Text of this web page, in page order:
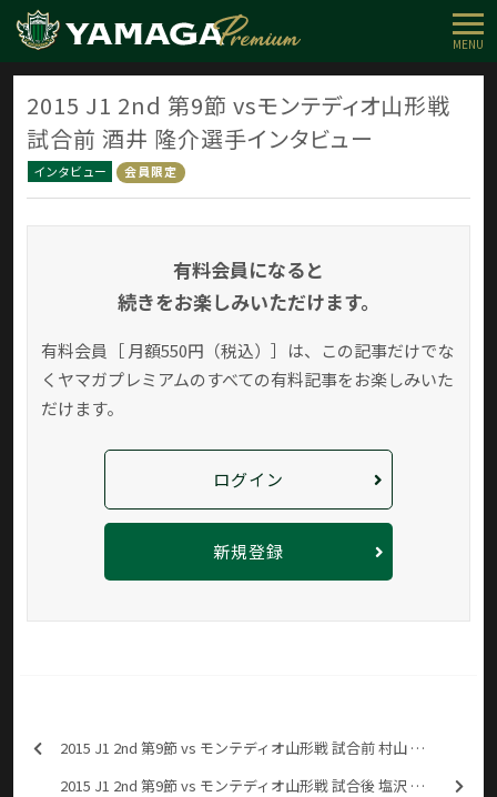
MENU
2015 J1 2nd 第9節 vsモンテディオ山形戦
試合前 酒井 隆介選手インタビュー
インタビュー 会員限定
有料会員になると
続きをお楽しみいただけます。
有料会員［ 月額550円（税込）］は、この記事だけでな
く ヤマガプレミアムのすべての有料記事をお楽しみいた
だけます。
ログイン
新規登録
2015 J1 2nd 第9節 vs モンテディオ山形戦 試合前 村山 智彦選手インタビュー
2015 J1 2nd 第9節 vs モンテディオ山形戦 試合後 塩沢 勝吾選手インタビュー